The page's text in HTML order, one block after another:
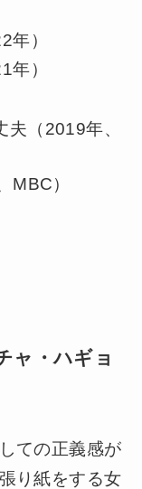
年）
年）
（2019年、
MBC）
ャ・ハギョ
ての正義感が
り紙をする女